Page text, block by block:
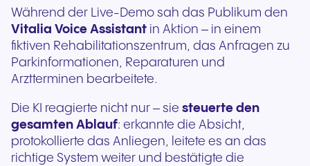
Während der Live-Demo sah das Publikum den
Vitalia Voice Assistant in Aktion – in einem
fiktiven Rehabilitationszentrum, das Anfragen zu
Parkinformationen, Reparaturen und
Arztterminen bearbeitete.
Die KI reagierte nicht nur – sie steuerte den
gesamten Ablauf: erkannte die Absicht,
protokollierte das Anliegen, leitete es an das
richtige System weiter und bestätigte die